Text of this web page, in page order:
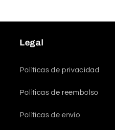
Legal
Políticas de privacidad
Políticas de reembolso
Políticas de envío